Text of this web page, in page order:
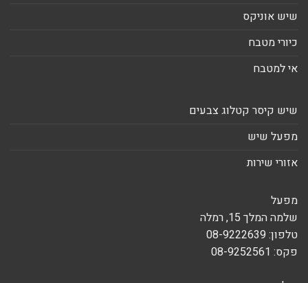
שיש אוניקס
כיורי מטבח
אי למטבח
שיש קיסר קטלוג צבעים
מפעל שיש
אזורי שירות
מפעל
שלמה המלך 15, רמלה
טלפון: 08-9222639
פקס: 08-9252561